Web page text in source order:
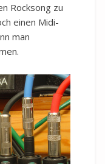
Rocksong zu
einen Midi-
man